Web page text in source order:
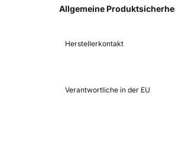
Allgemeine
Herstellerkontakt
Verantwortliche in der EU